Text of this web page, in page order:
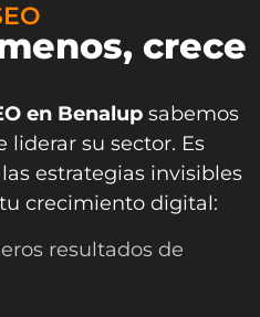
crece
en Benalup sabemos
su sector. Es
estrategias invisibles
crecimiento digital:
resultados de